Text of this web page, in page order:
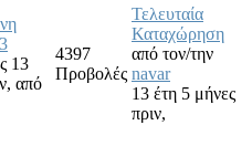
13
από
4397
Προβολές
Τελευταία
Καταχώρηση
από τον/την
navar
13 έτη 5 μήνες
πριν,